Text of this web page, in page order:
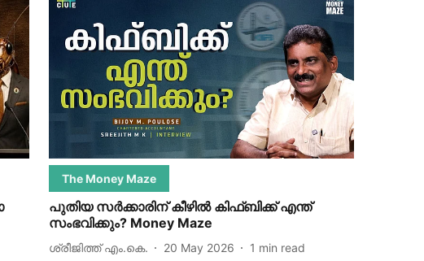
The Money Maze
പുതിയ സര്‍ക്കാരിന് കീഴില്‍ കിഫ്ബിക്ക് എന്ത്
സംഭവിക്കും? Money Maze
ശ്രീജിത്ത് എം.കെ. 20 May 2026 1 min read